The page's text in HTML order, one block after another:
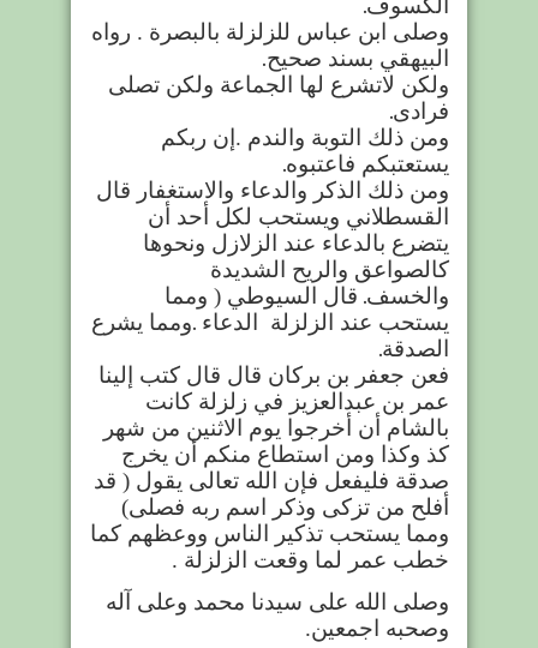
الكسوف.
وصلى ابن عباس للزلزلة بالبصرة . رواه
البيهقي بسند صحيح.
ولكن لاتشرع لها الجماعة ولكن تصلى
فرادى.
ومن ذلك التوبة والندم .إن ربكم
يستعتبكم فاعتبوه.
ومن ذلك الذكر والدعاء والاستغفار قال
القسطلاني ويستحب لكل أحد أن
يتضرع بالدعاء عند الزلازل ونحوها
كالصواعق والريح الشديدة
والخسف. قال السيوطي ( ومما
يستحب عند الزلزلة
الدعاء .ومما يشرع
الصدقة.
فعن جعفر بن بركان قال قال كتب إلينا
عمر بن عبدالعزيز في زلزلة كانت
بالشام أن أخرجوا يوم الاثنين من شهر
كذ وكذا ومن استطاع منكم أن يخرج
صدقة فليفعل فإن الله تعالى يقول ( قد
أفلح من تزكى وذكر اسم ربه فصلى)
ومما يستحب تذكير الناس ووعظهم كما
خطب عمر لما وقعت الزلزلة .
وصلى الله على سيدنا محمد وعلى آله
وصحبه اجمعين.